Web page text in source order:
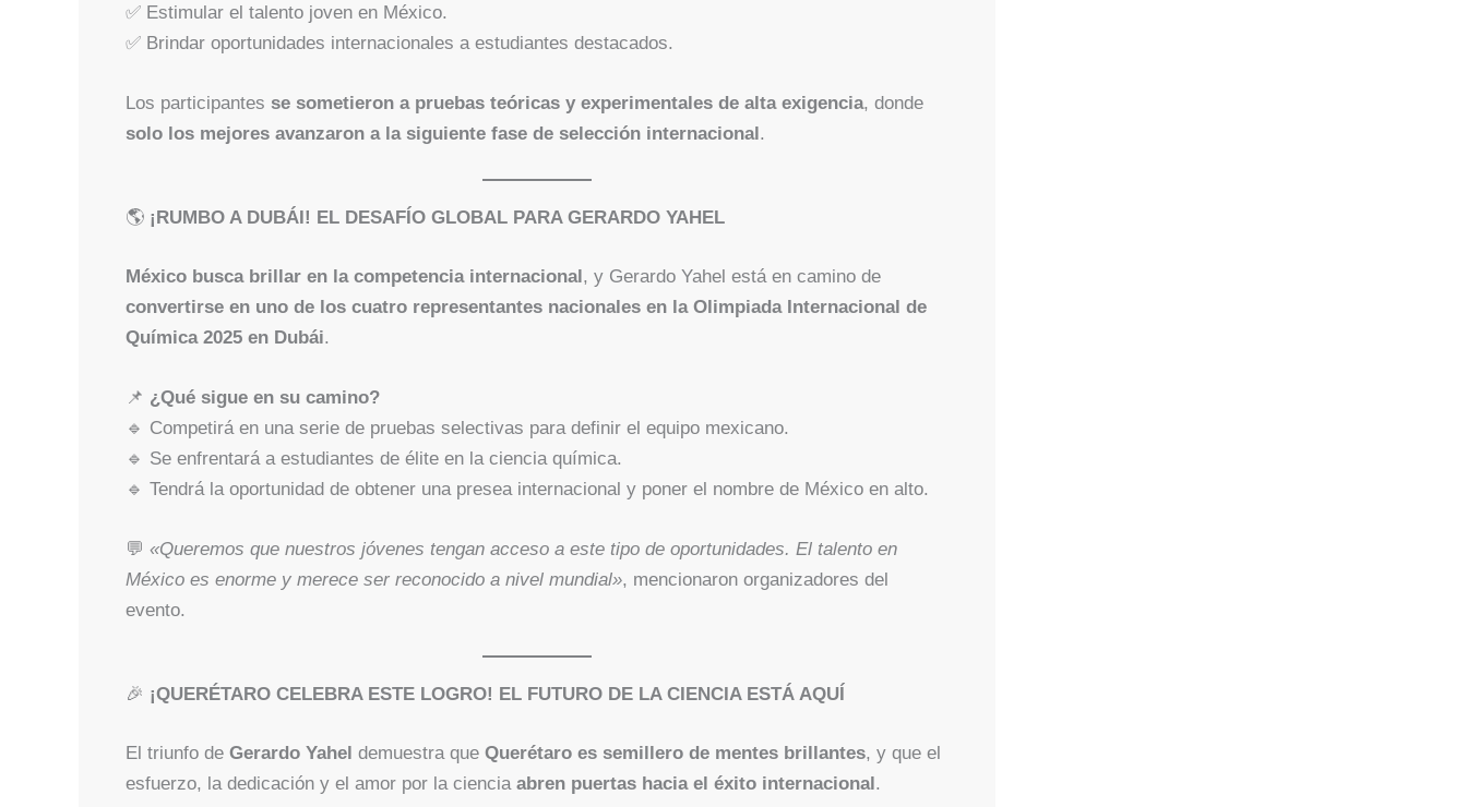
✅ Estimular el talento joven en México.
✅ Brindar oportunidades internacionales a estudiantes destacados.
Los participantes se sometieron a pruebas teóricas y experimentales de alta exigencia, donde
solo los mejores avanzaron a la siguiente fase de selección internacional.
🌎 ¡RUMBO A DUBÁI! EL DESAFÍO GLOBAL PARA GERARDO YAHEL
México busca brillar en la competencia internacional, y Gerardo Yahel está en camino de
convertirse en uno de los cuatro representantes nacionales en la Olimpiada Internacional de
Química 2025 en Dubái.
📌 ¿Qué sigue en su camino?
🔹 Competirá en una serie de pruebas selectivas para definir el equipo mexicano.
🔹 Se enfrentará a estudiantes de élite en la ciencia química.
🔹 Tendrá la oportunidad de obtener una presea internacional y poner el nombre de México en alto.
💬 «Queremos que nuestros jóvenes tengan acceso a este tipo de oportunidades. El talento en
México es enorme y merece ser reconocido a nivel mundial», mencionaron organizadores del
evento.
🎉 ¡QUERÉTARO CELEBRA ESTE LOGRO! EL FUTURO DE LA CIENCIA ESTÁ AQUÍ
El triunfo de Gerardo Yahel demuestra que Querétaro es semillero de mentes brillantes, y que el
esfuerzo, la dedicación y el amor por la ciencia abren puertas hacia el éxito internacional.